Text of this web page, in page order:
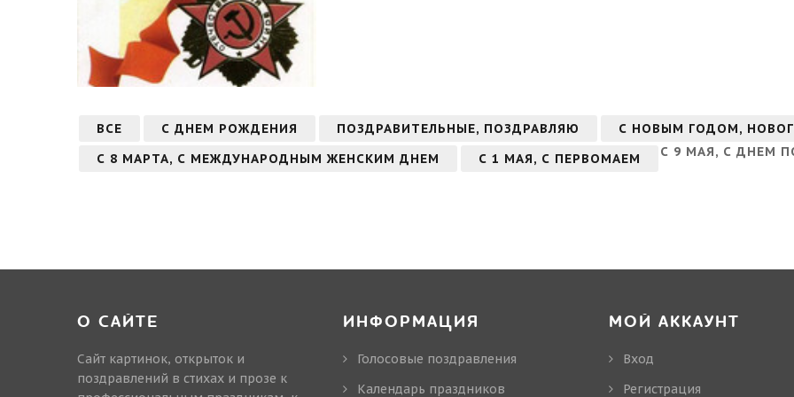
ВСЕ С ДНЕМ РОЖДЕНИЯ ПОЗДРАВИТЕЛЬНЫЕ, ПОЗДРАВЛЯЮ
С НОВЫМ ГОДОМ,
С 8 МАРТА, С МЕЖДУНАРОДНЫМ ЖЕНСКИМ ДНЕМ
С 1 МАЯ, С ПЕРВОМАЕМ С 9 МАЯ, С ДНЕМ
О САЙТЕ
Сайт картинок, открыток и
поздравлений в стихах и прозе к
ИНФОРМАЦИЯ
Голосовые поздравления
Календарь праздников
МОЙ АККАУНТ
Вход
Регистрация